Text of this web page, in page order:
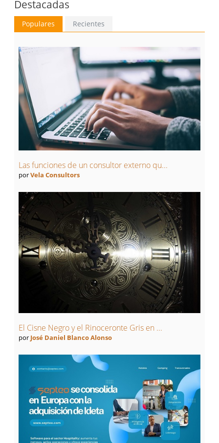
Destacadas
Populares Recientes
Las funciones de un consultor externo qu...
porVela Consultors
El Cisne Negro y el Rinoceronte Gris en ...
por José Daniel Blanco Alonso